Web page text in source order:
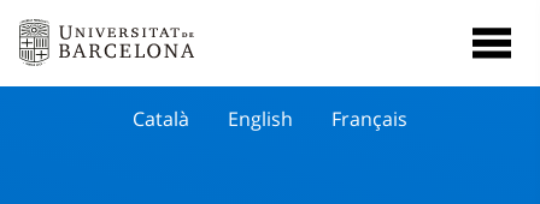
Català English Français